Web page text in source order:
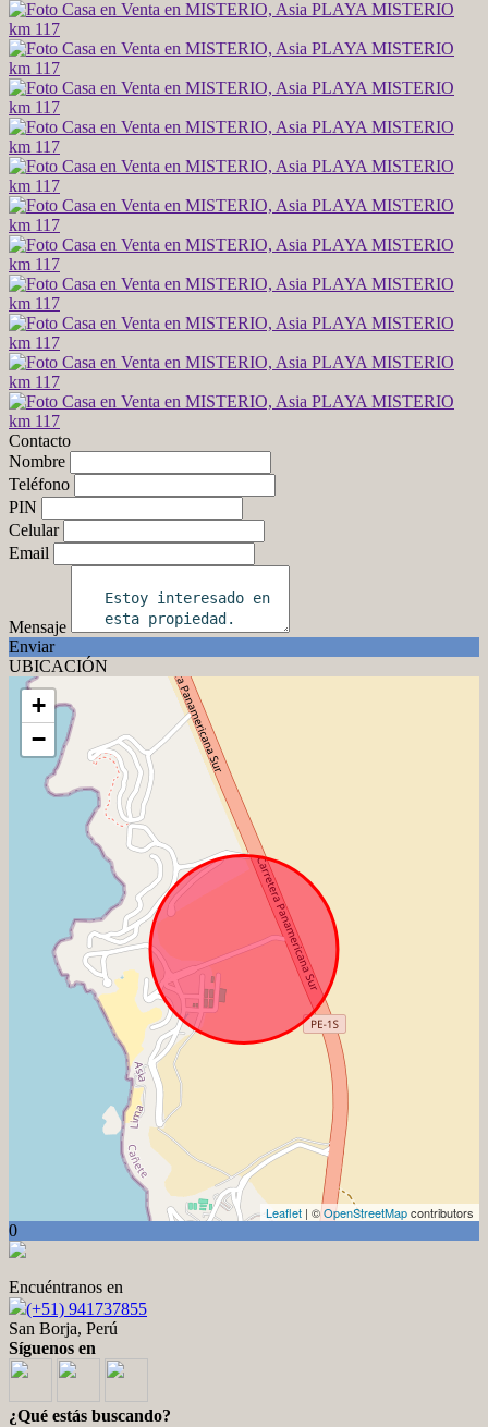
Contacto
Nombre
Teléfono
PIN
Celular
Email
Mensaje
Enviar
UBICACIÓN
+
−
Leaflet | ©OpenStreetMapcontributors
0
Encuéntranos en
(+51) 941737855
San Borja, Perú
Síguenos en
¿Qué estás buscando?